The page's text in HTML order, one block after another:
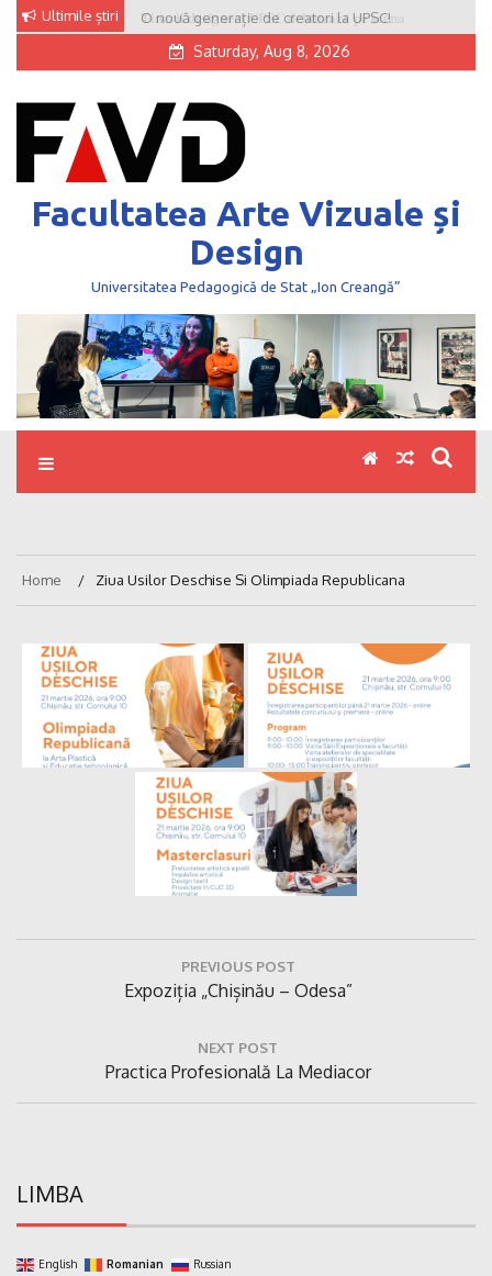
Skip
content
Ultimile știri O nouă generație de creatori la UPSC!
Saturday, Aug 8, 2026
Facultatea Arte Vizuale și
Design
Universitatea Pedagogică de Stat „Ion Creangă”
Home Ziua Usilor Deschise Si Olimpiada Republicana
PREVIOUS POST
Previous
Expoziția „Chișinău – Odesa”
NEXT POST
Next
Post:
Practica Profesională La Mediacor
LIMBA
English Romanian Russian